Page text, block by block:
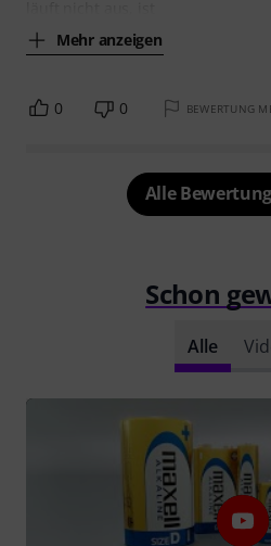
Mehr anzeigen
0 0 BEWERTUNG
Alle
Schon
Alle